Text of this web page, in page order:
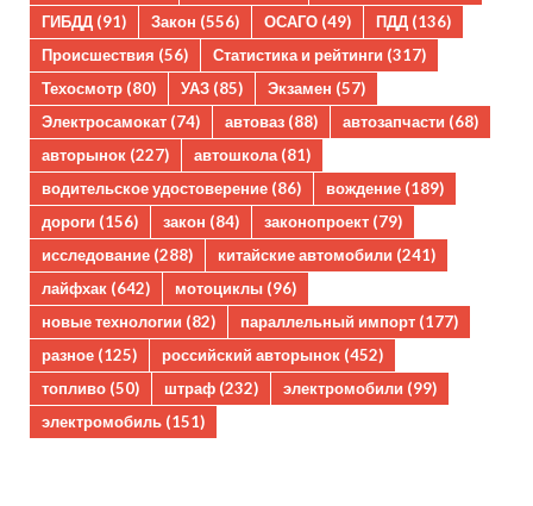
ГИБДД (91) Закон (556) ОСАГО (49) ПДД (136)
Происшествия (56) Статистика и рейтинги (317)
Техосмотр (80) УАЗ (85) Экзамен (57)
Электросамокат (74) автоваз (88) автозапчасти (68)
авторынок (227) автошкола(81)
водительское удостоверение (86) вождение (189)
дороги (156) закон (84) законопроект (79)
исследование (288) китайские автомобили (241)
лайфхак (642) мотоциклы (96)
новые технологии (82) параллельный импорт (177)
разное (125) российский авторынок (452)
топливо (50) штраф (232) электромобили (99)
электромобиль (151)